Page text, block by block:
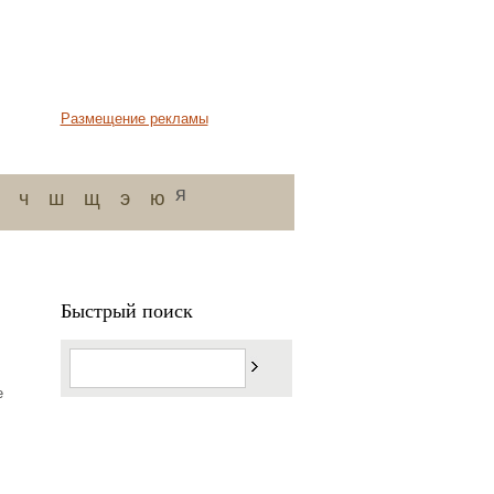
Размещение рекламы
ч ш щ э ю я
Быстрый поиск